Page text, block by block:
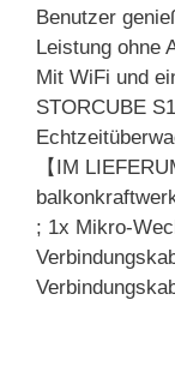
Benutzer
Leistung ohne
Mit WiFi und
STORCUBE
【IM
; 1x Mikro-